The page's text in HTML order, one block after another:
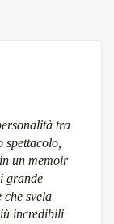
tra
un memoir
grande
svela
incredibili